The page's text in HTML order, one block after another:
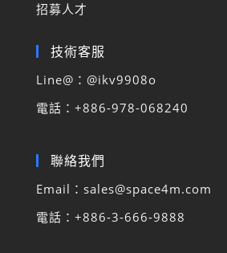
招募人才
技術客服
Line@：@ikv9908o
電話 ： +886-978-068240
聯絡我們
Email：sales@space4m.com
電話：+886-3-666-9888